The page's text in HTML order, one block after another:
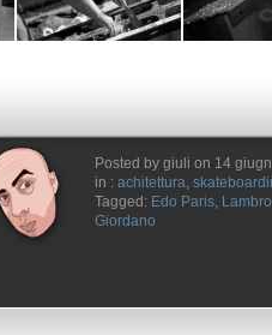
Posted by giuli on 14
in : achitettura,
Tagged: Edo Paris,
Giordano